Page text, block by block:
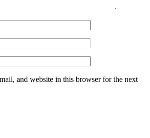
and website in this browser for the next